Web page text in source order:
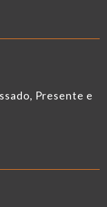
Presente e